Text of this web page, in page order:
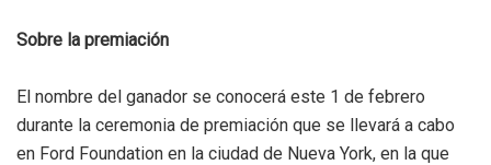
Sobre la premiación
El nombre del ganador se conocerá este 1 de febrero
durante la ceremonia de premiación que se llevará a cabo
en Ford Foundation en la ciudad de Nueva York, en la que